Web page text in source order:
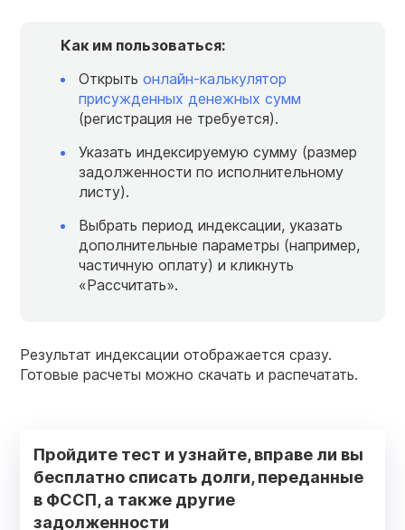
Как им пользоваться:
Открыть онлайн-калькулятор
присужденных денежных сумм
(регистрация не требуется).
Указать индексируемую сумму (размер
задолженности по исполнительному
листу).
Выбрать период индексации, указать
дополнительные параметры (например,
частичную оплату) и кликнуть
«Рассчитать».
Результат индексации отображается сразу.
Готовые расчеты можно скачать и распечатать.
Пройдите тест и узнайте, вправе ли вы
бесплатно списать долги, переданные
в ФССП, а также другие
задолженности